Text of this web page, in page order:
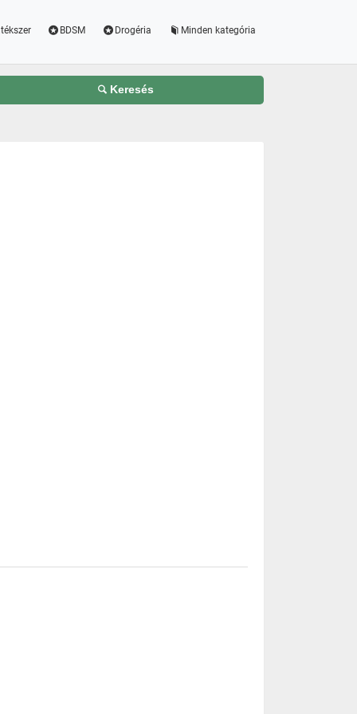
BDSM Drogéria Minden kategória
Keresés